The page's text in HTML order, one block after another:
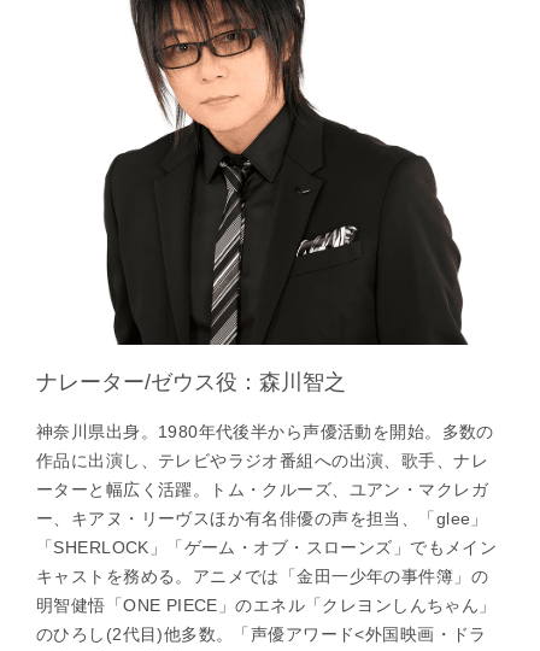
ナレーター/ゼウス役：森川智之
神奈川県出身。1980年代後半から声優活動を開始。多数の
作品に出演し、テレビやラジオ番組への出演、歌手、ナレ
ーターと幅広く活躍。トム・クルーズ、ユアン・マクレガ
ー、キアヌ・リーヴスほか有名俳優の声を担当、「glee」
「SHERLOCK」「ゲーム・オブ・スローンズ」でもメイン
キャストを務める。アニメでは「金田一少年の事件簿」の
明智健悟「ONE PIECE」のエネル「クレヨンしんちゃん」
のひろし(2代目)他多数。「声優アワード<外国映画・ドラ